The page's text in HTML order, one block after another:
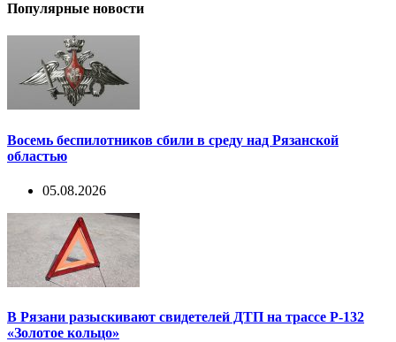
Популярные новости
Восемь беспилотников сбили в среду над Рязанской
областью
05.08.2026
В Рязани разыскивают свидетелей ДТП на трассе Р-132
«Золотое кольцо»